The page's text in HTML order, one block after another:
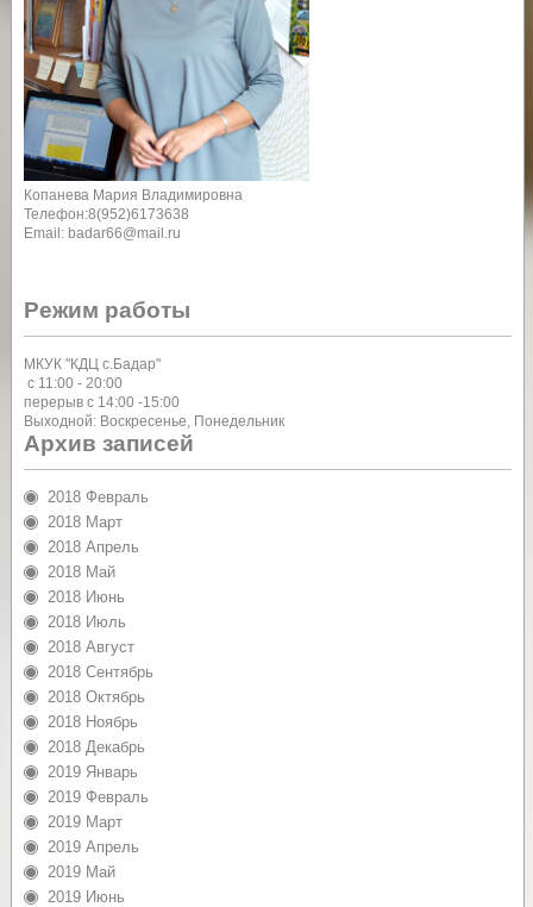
Копанева Мария Владимировна
Телефон:8(952)6173638
Email: badar66@mail.ru
Режим работы
МКУК "КДЦ с.Бадар"
с 11:00 - 20:00
перерыв с 14:00 -15:00
Выходной: Воскресенье, Понедельник
Архив записей
2018 Февраль
2018 Март
2018 Апрель
2018 Май
2018 Июнь
2018 Июль
2018 Август
2018 Сентябрь
2018 Октябрь
2018 Ноябрь
2018 Декабрь
2019 Январь
2019 Февраль
2019 Март
2019 Апрель
2019 Май
2019 Июнь